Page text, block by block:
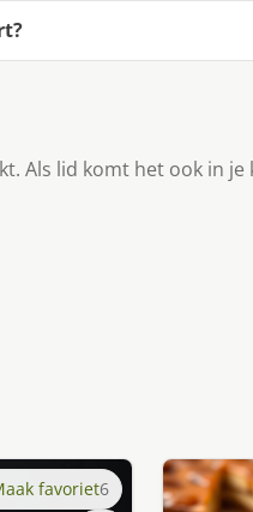
Als lid komt het ook in je
favoriet6